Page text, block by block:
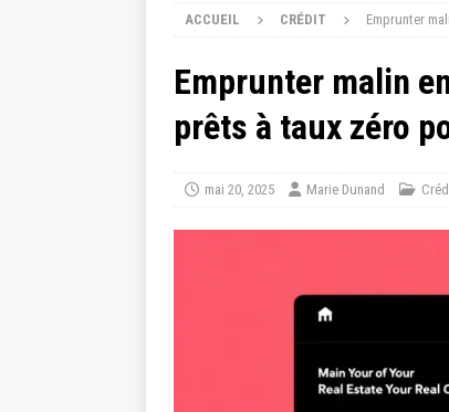
ACCUEIL CRÉDIT Emprunter
Emprunter malin
prêts à taux zéro
mai 20, 2025 Marie Dunand